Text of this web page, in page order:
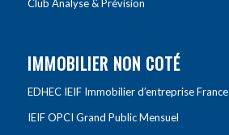
Club Analyse & Prévision
IMMOBILIER NON COTÉ
EDHEC IEIF Immobilier d’entreprise France
IEIF OPCI Grand Public Mensuel